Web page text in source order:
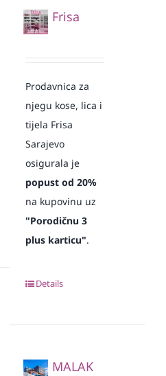
Frisa
Prodavnica za
njegu kose, lica i
tijela Frisa
Sarajevo
osigurala je
popust od 20%
na kupovinu uz
"Porodičnu 3
plus karticu".
Details
MALAK